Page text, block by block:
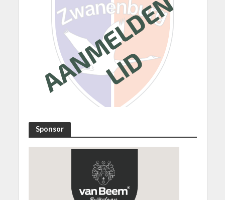
Sponsor